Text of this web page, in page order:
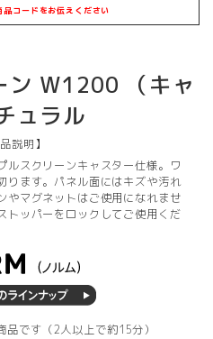
コードをお伝えください
ン W1200 （キャ
ュラル
説明】
ルスクリーンキャスター仕様。ワ
ります。パネル面にはキズや汚れ
やマグネットはご使用になれませ
トッパーをロックしてご使用くだ
品です（2人以上で約15分）